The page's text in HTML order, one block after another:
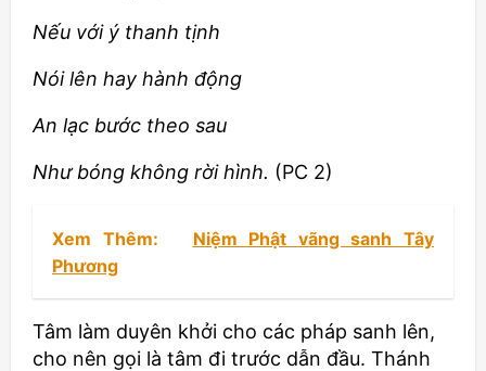
Nếu với ý thanh tịnh
Nói lên hay hành động
An lạc bước theo sau
Như bóng không rời hình. (PC 2)
Xem Thêm:
Niệm Phật vãng sanh Tây
Phương
Tâm làm duyên khởi cho các pháp sanh lên,
cho nên gọi là tâm đi trước dẫn đầu. Thánh